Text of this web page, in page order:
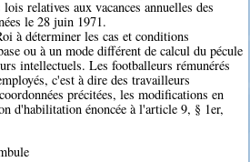
relatives aux vacances annuelles des
le 28 juin 1971.
à déterminer les cas et conditions
ou à un mode différent de calcul du pécule
intellectuels. Les footballeurs rémunérés
c'est à dire des travailleurs
précitées, les modifications en
d'habilitation énoncée à l'article 9, § 1er,